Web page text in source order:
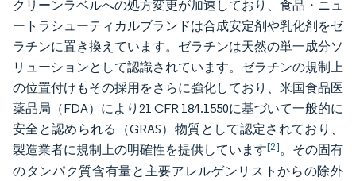
クリーンラベルへの処方変更が加速しており、食品・ニュ
ートラシューティカルブランドは合成安定剤や乳化剤をゼ
ラチンに置き換えています。ゼラチンは天然の単一成分ソ
リューションとして認識されています。ゼラチンの規制上
の位置付けもその採用をさらに強化しており、米国食品医
薬品局（FDA）により21 CFR 184.1550に基づいて一般的に
安全と認められる（GRAS）物質として認定されており、
製造業者に規制上の明確性を提供しています[2]。その固有
のタンパク質含有量と主要アレルゲンリストからの除外